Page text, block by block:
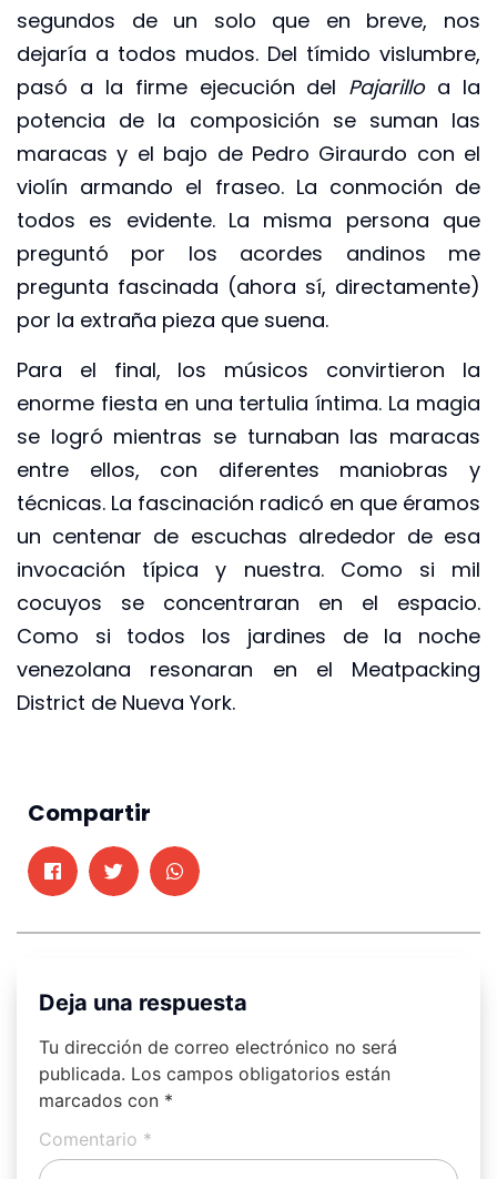
segundos de un solo que en breve, nos
dejaría a todos mudos. Del tímido vislumbre,
pasó a la firme ejecución del Pajarilloa la
potencia de la composición se suman las
maracas y el bajo de Pedro Giraurdo con el
violín armando el fraseo. La conmoción de
todos es evidente. La misma persona que
preguntó por los acordes andinos me
pregunta fascinada (ahora sí, directamente)
por la extraña pieza que suena.
Para el final, los músicos convirtieron la
enorme fiesta en una tertulia íntima. La magia
se logró mientras se turnaban las maracas
entre ellos, con diferentes maniobras y
técnicas. La fascinación radicó en que éramos
un centenar de escuchas alrededor de esa
invocación típica y nuestra. Como si mil
cocuyos se concentraran en el espacio.
Como si todos los jardines de la noche
venezolana resonaran en el Meatpacking
District de Nueva York.
Compartir
Deja una respuesta
Tu dirección de correo electrónico no será
publicada. Los campos obligatorios están
marcados con *
Comentario *